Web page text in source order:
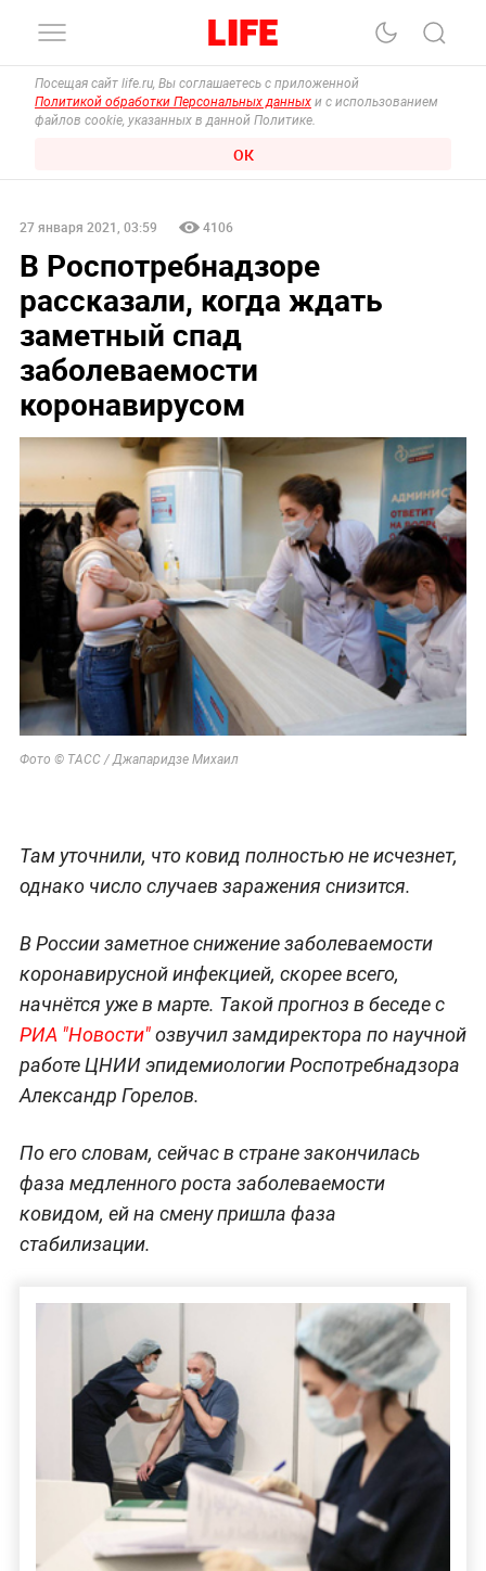
Посещая сайт life.ru, Вы соглашаетесь с приложенной
Политикой обработки Персональных данных и с использованием
файлов cookie, указанных в данной Политике.
ОК
27 января 2021, 03:59 4106
В Роспотребнадзоре
рассказали, когда ждать
заметный спад
заболеваемости
коронавирусом
Фото © ТАСС / Джапаридзе Михаил
Там уточнили, что ковид полностью не исчезнет,
однако число случаев заражения снизится.
В России заметное снижение заболеваемости
коронавирусной инфекцией, скорее всего,
начнётся уже в марте. Такой прогноз в беседе с
РИА "Новости"озвучил замдиректора по научной
работе ЦНИИ эпидемиологии Роспотребнадзора
Александр Горелов.
По его словам, сейчас в стране закончилась
фаза медленного роста заболеваемости
ковидом, ей на смену пришла фаза
стабилизации.